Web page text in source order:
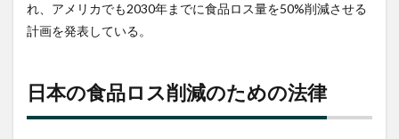
れ、アメリカでも2030年までに食品ロス量を50%削減させる
計画を発表している。
日本の食品ロス削減のための法律